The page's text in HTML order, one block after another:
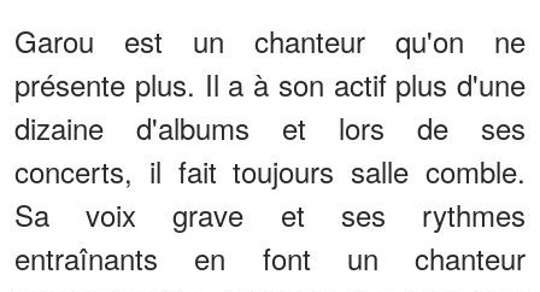
Garou est un chanteur qu'on ne
présente plus. Il a à son actif plus d'une
dizaine d'albums et lors de ses
concerts, il fait toujours salle comble.
Sa voix grave et ses rythmes
entraînants en font un chanteur